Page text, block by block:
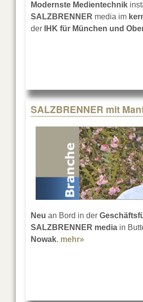
Modernste Medientechnik
SALZBRENNER media im
der IHK für München und
SALZBRENNER mit
Neu an Bord in der
SALZBRENNER media in
Nowak. mehr» about